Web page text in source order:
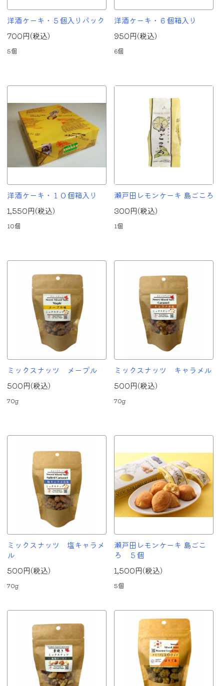
洋酒ケーキ・５個入りパック
700円(税込)
5個
洋酒ケーキ・６個箱入り
950円(税込)
6個
洋酒ケーキ・１０個箱入り
1,550円(税込)
10個
瀬戸田レモンケーキ 島ごころ
300円(税込)
1個
ミックスナッツ メープル
500円(税込)
70g
ミックスナッツ キャラメル
500円(税込)
70g
ミックスナッツ 塩キャラメ
ル
500円(税込)
70g
瀬戸田レモンケーキ 島ごこ
ろ ５個
1,500円(税込)
5個